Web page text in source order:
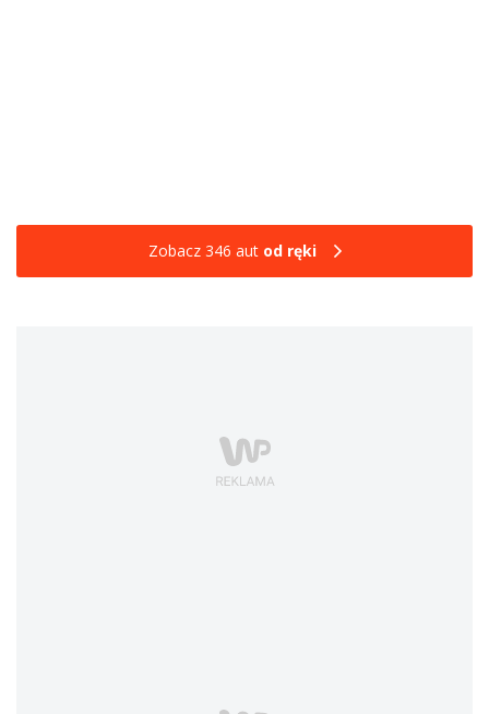
Zobacz 346 aut od ręki